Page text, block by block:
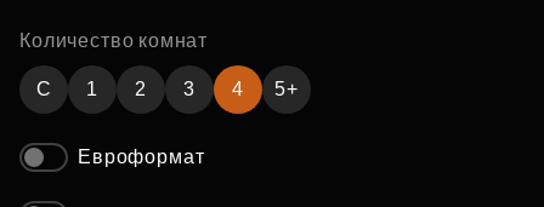
Количество комнат
C 1 2 3 4 5+
Евроформат